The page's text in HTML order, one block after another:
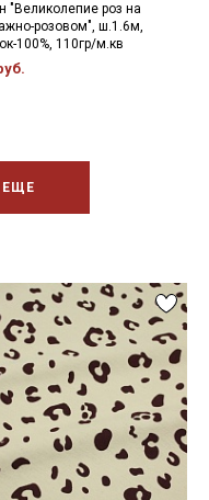
"Великолепие роз на
розовом", ш.1.6м,
100%, 110гр/м.кв
ЕЩЕ